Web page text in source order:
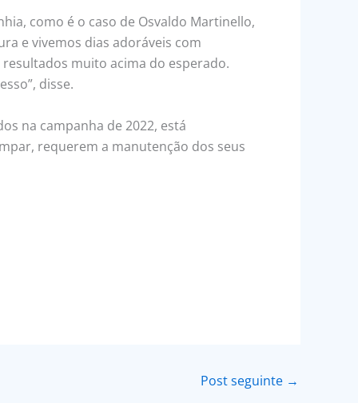
como é o caso de Osvaldo Martinello,
e vivemos dias adoráveis com
muito acima do esperado.
disse.
na campanha de 2022, está
requerem a manutenção dos seus
Post seguinte →